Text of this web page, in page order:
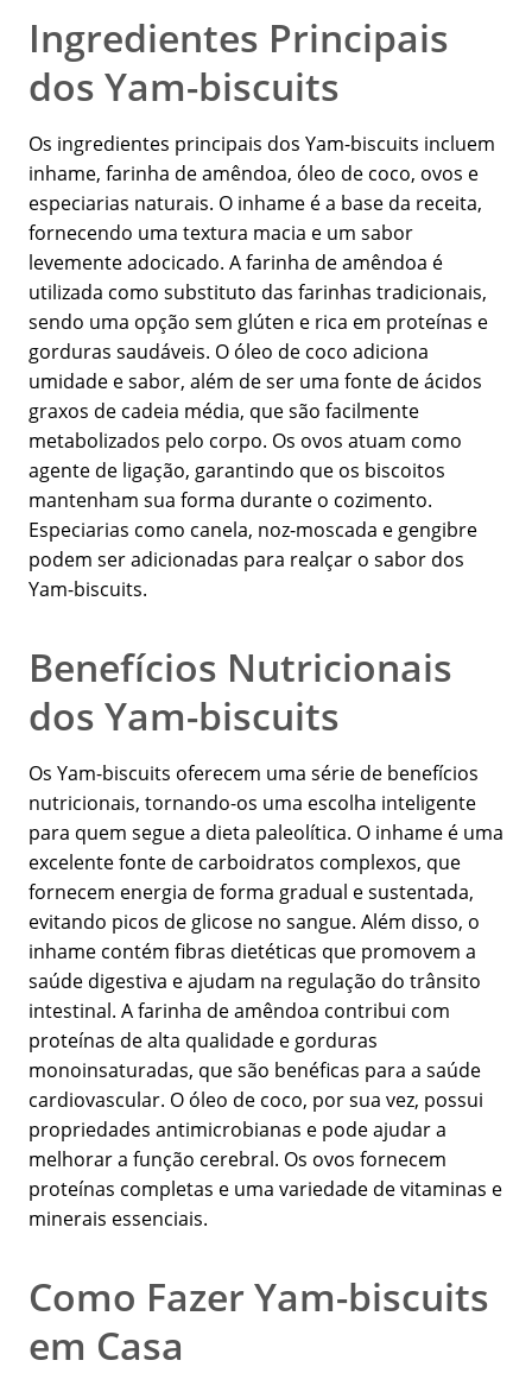
Ingredientes Principais
dos Yam-biscuits
Os ingredientes principais dos Yam-biscuits incluem
inhame, farinha de amêndoa, óleo de coco, ovos e
especiarias naturais. O inhame é a base da receita,
fornecendo uma textura macia e um sabor
levemente adocicado. A farinha de amêndoa é
utilizada como substituto das farinhas tradicionais,
sendo uma opção sem glúten e rica em proteínas e
gorduras saudáveis. O óleo de coco adiciona
umidade e sabor, além de ser uma fonte de ácidos
graxos de cadeia média, que são facilmente
metabolizados pelo corpo. Os ovos atuam como
agente de ligação, garantindo que os biscoitos
mantenham sua forma durante o cozimento.
Especiarias como canela, noz-moscada e gengibre
podem ser adicionadas para realçar o sabor dos
Yam-biscuits.
Benefícios Nutricionais
dos Yam-biscuits
Os Yam-biscuits oferecem uma série de benefícios
nutricionais, tornando-os uma escolha inteligente
para quem segue a dieta paleolítica. O inhame é uma
excelente fonte de carboidratos complexos, que
fornecem energia de forma gradual e sustentada,
evitando picos de glicose no sangue. Além disso, o
inhame contém fibras dietéticas que promovem a
saúde digestiva e ajudam na regulação do trânsito
intestinal. A farinha de amêndoa contribui com
proteínas de alta qualidade e gorduras
monoinsaturadas, que são benéficas para a saúde
cardiovascular. O óleo de coco, por sua vez, possui
propriedades antimicrobianas e pode ajudar a
melhorar a função cerebral. Os ovos fornecem
proteínas completas e uma variedade de vitaminas e
minerais essenciais.
Como Fazer Yam-biscuits
em Casa